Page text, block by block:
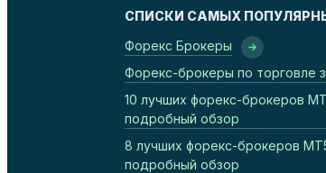
СПИСКИ САМЫХ
Форекс Брокеры
Форекс-брокеры по торговле
10 лучших форекс-брокеров
подробный обзор
8 лучших форекс-брокеров
подробный обзор